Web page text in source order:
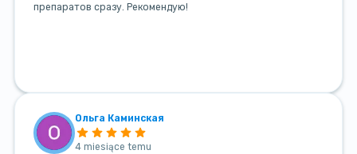
препаратов сразу. Рекомендую!
Ольга Каминская
4 miesiące temu